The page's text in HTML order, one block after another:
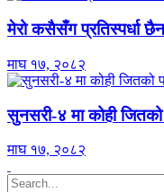
मेरो कसैसँग प्रतिस्पर्धा
माघ १७, २०८२
सुनसरी-४ मा कोही जितको
माघ १७, २०८२